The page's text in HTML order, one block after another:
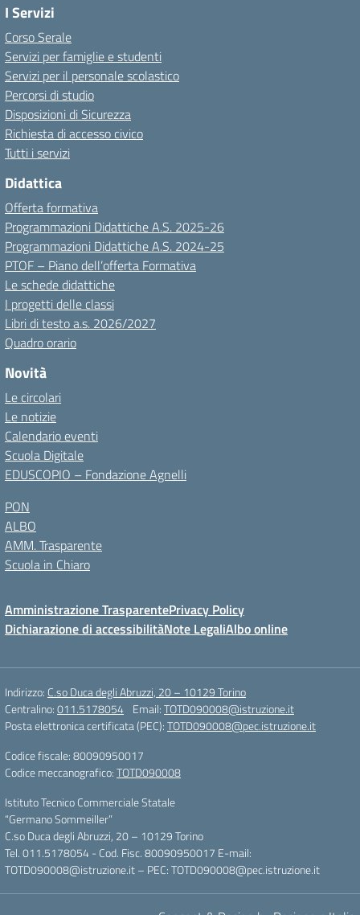
I Servizi
Corso Serale
Servizi per famiglie e studenti
Servizi per il personale scolastico
Percorsi di studio
Disposizioni di Sicurezza
Richiesta di accesso civico
Tutti i servizi
Didattica
Offerta formativa
Programmazioni Didattiche A.S. 2025-26
Programmazioni Didattiche A.S. 2024-25
PTOF – Piano dell’offerta Formativa
Le schede didattiche
I progetti delle classi
Libri di testo a.s. 2026/2027
Quadro orario
Novità
Le circolari
Le notizie
Calendario eventi
Scuola Digitale
EDUSCOPIO – Fondazione Agnelli
PON
ALBO
AMM. Trasparente
Scuola in Chiaro
Amministrazione TrasparentePrivacy Policy
Dichiarazione di accessibilitàNote LegaliAlbo online
Indirizzo: C.so Duca degli Abruzzi, 20 – 10129 Torino
Centralino:011.5178054 Email:TOTD090008@istruzione.it
Posta elettronica certificata (PEC):TOTD090008@pec.istruzione.it
Codice fiscale: 80090950017
Codice meccanografico:TOTD090008
Istituto Tecnico Commerciale Statale
“Germano Sommeiller”
C.so Duca degli Abruzzi, 20 – 10129 Torino
Tel. 011.5178054 - Cod. Fisc. 80090950017 E-mail:
TOTD090008@istruzione.it – PEC: TOTD090008@pec.istruzione.it